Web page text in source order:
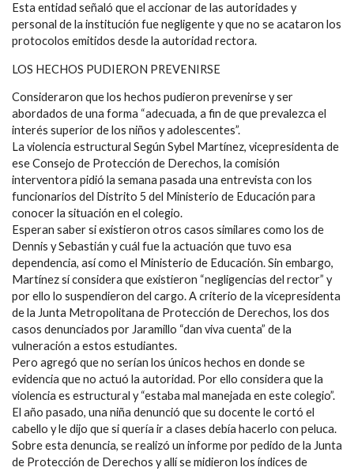
Esta entidad señaló que el accionar de las autoridades y
personal de la institución fue negligente y que no se acataron los
protocolos emitidos desde la autoridad rectora.
LOS HECHOS PUDIERON PREVENIRSE
Consideraron que los hechos pudieron prevenirse y ser
abordados de una forma “adecuada, a fin de que prevalezca el
interés superior de los niños y adolescentes”.
La violencia estructural Según Sybel Martínez, vicepresidenta de
ese Consejo de Protección de Derechos, la comisión
interventora pidió la semana pasada una entrevista con los
funcionarios del Distrito 5 del Ministerio de Educación para
conocer la situación en el colegio.
Esperan saber si existieron otros casos similares como los de
Dennis y Sebastián y cuál fue la actuación que tuvo esa
dependencia, así como el Ministerio de Educación. Sin embargo,
Martínez sí considera que existieron “negligencias del rector” y
por ello lo suspendieron del cargo. A criterio de la vicepresidenta
de la Junta Metropolitana de Protección de Derechos, los dos
casos denunciados por Jaramillo “dan viva cuenta” de la
vulneración a estos estudiantes.
Pero agregó que no serían los únicos hechos en donde se
evidencia que no actuó la autoridad. Por ello considera que la
violencia es estructural y “estaba mal manejada en este colegio”.
El año pasado, una niña denunció que su docente le cortó el
cabello y le dijo que si quería ir a clases debía hacerlo con peluca.
Sobre esta denuncia, se realizó un informe por pedido de la Junta
de Protección de Derechos y allí se midieron los índices de